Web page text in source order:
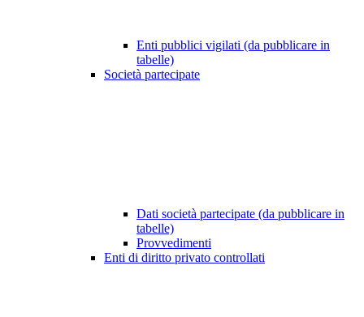
Enti pubblici vigilati (da pubblicare in
tabelle)
Società partecipate
Dati società partecipate (da pubblicare in
tabelle)
Provvedimenti
Enti di diritto privato controllati